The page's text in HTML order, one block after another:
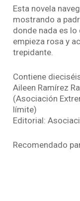
Esta novela
mostrando a
donde nada es lo
empieza rosa y
trepidante.
Contiene
Aileen Ramírez
(Asociación
límite)
Editorial:
Recomendado